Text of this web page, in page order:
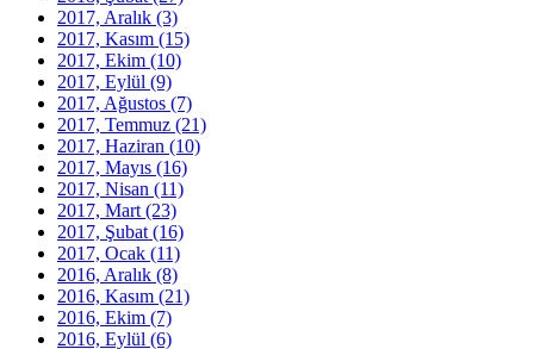
2017, Aralık (3)
2017, Kasım (15)
2017, Ekim (10)
2017, Eylül (9)
2017, Ağustos (7)
2017, Temmuz (21)
2017, Haziran (10)
2017, Mayıs (16)
2017, Nisan (11)
2017, Mart (23)
2017, Şubat (16)
2017, Ocak (11)
2016, Aralık (8)
2016, Kasım (21)
2016, Ekim (7)
2016, Eylül (6)